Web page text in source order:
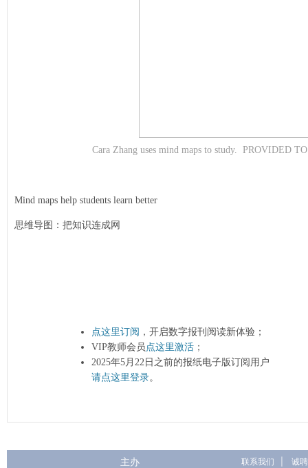
Cara Zhang uses mind maps to study. PROVIDED
Mind maps help students learn better
思维导图：把知识连成网
点这里订阅 ，开启数字报刊阅读新体验；
VIP教师会员点这里激活 ；
2025年5月22日之前的报纸电子版订阅用户
请点这里登录。
主办 联系我们 诚